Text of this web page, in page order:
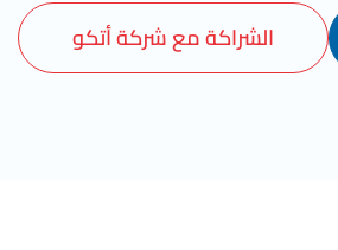
الشراكة مع شركة أتكو